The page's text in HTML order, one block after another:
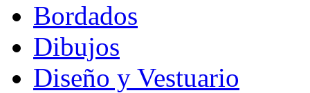
Bordados
Dibujos
Diseño y Vestuario